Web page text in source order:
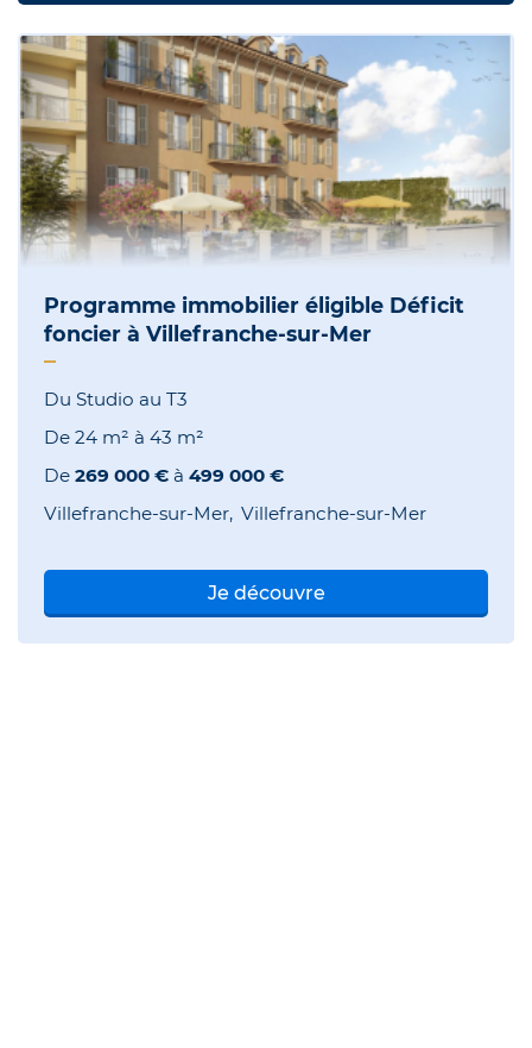
Programme immobilier éligible Déficit
foncier à Villefranche-sur-Mer
Du Studio au T3
De 24 m² à 43 m²
De 269 000 € à 499 000 €
Villefranche-sur-Mer Villefranche-sur-Mer
Je découvre